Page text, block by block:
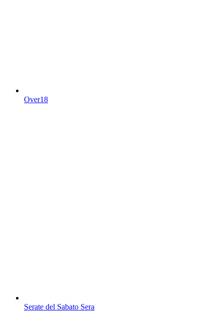
Over18
Serate del Sabato Sera